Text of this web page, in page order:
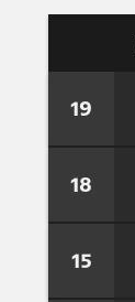
19
18
15